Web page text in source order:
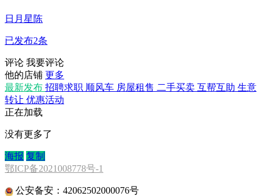
日月星陈
已发布2条
评论 我要评论
他的店铺 更多
最新发布 招聘求职 顺风车 房屋租售 二手买卖 互帮互助 生意
转让 优惠活动
正在加载
没有更多了
海报 复制
鄂ICP备2021008778号-1
公安备安：42062502000076号